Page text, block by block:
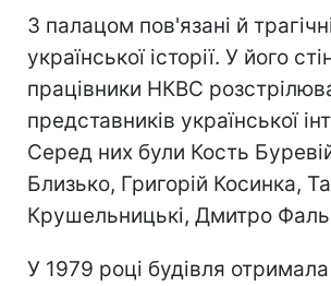
З палацом пов'язані й
української історії. У його
працівники НКВС
представників української
Серед них були Кость
Близько, Григорій Косинка,
Крушельницькі, Дмитро
У 1979 році будівля